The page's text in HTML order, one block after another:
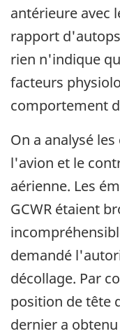
antérieure avec
rapport
rien n'indique
facteurs
comportement
On a analysé
l'avion et le
aérienne. Les
GCWR étaient
demandé
décollage. Par
position de tête
dernier a